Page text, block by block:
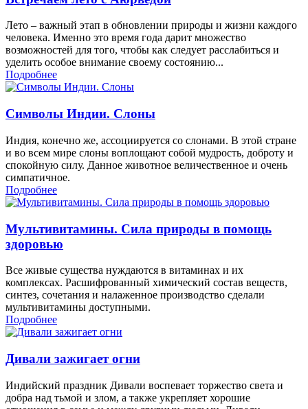
Лето – важный этап в обновлении природы и жизни каждого
человека. Именно это время года дарит множество
возможностей для того, чтобы как следует расслабиться и
уделить особое внимание своему состоянию...
Подробнее
Символы Индии. Слоны
Индия, конечно же, ассоциируется со слонами. В этой стране
и во всем мире слоны воплощают собой мудрость, доброту и
спокойную силу. Данное животное величественное и очень
симпатичное.
Подробнее
Мультивитамины. Сила природы в помощь
здоровью
Все живые существа нуждаются в витаминах и их
комплексах. Расшифрованный химический состав веществ,
синтез, сочетания и налаженное производство сделали
мультивитамины доступными.
Подробнее
Дивали зажигает огни
Индийский праздник Дивали воспевает торжество света и
добра над тьмой и злом, а также укрепляет хорошие